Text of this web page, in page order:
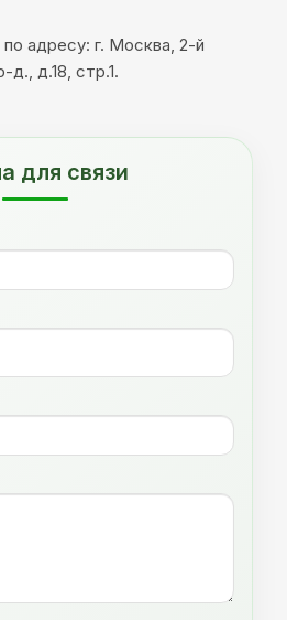
адресу: г. Москва, 2-й
д.18, стр.1.
для связи